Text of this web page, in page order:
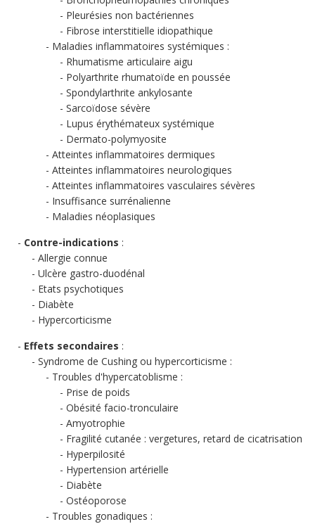
Pleurésies non bactériennes
Fibrose interstitielle idiopathique
Maladies inflammatoires systémiques :
Rhumatisme articulaire aigu
Polyarthrite rhumatoïde en poussée
Spondylarthrite ankylosante
Sarcoïdose sévère
Lupus érythémateux systémique
Dermato-polymyosite
Atteintes inflammatoires dermiques
Atteintes inflammatoires neurologiques
Atteintes inflammatoires vasculaires sévères
Insuffisance surrénalienne
Maladies néoplasiques
Contre-indications :
Allergie connue
Ulcère gastro-duodénal
Etats psychotiques
Diabète
Hypercorticisme
Effets secondaires :
Syndrome de Cushing ou hypercorticisme :
Troubles d'hypercatoblisme :
Prise de poids
Obésité facio-tronculaire
Amyotrophie
Fragilité cutanée : vergetures, retard de cicatrisation
Hyperpilosité
Hypertension artérielle
Diabète
Ostéoporose
Troubles gonadiques :